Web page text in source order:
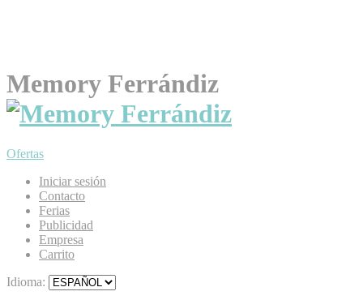
Memory Ferrándiz
Ofertas
Iniciar sesión
Contacto
Ferias
Publicidad
Empresa
Carrito
Idioma: